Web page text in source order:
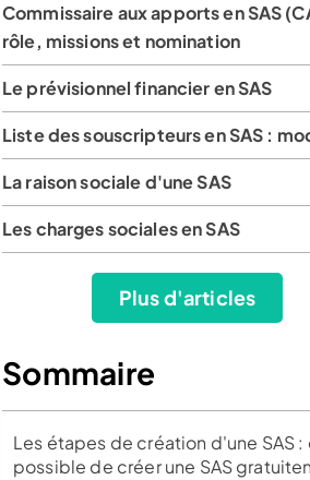
Commissaire aux apports en SAS
rôle, missions et nomination
Le prévisionnel financier en SAS
Liste des souscripteurs en SAS :
La raison sociale d'une SAS
Les charges sociales en SAS
Plus d'articles
Sommaire
Les étapes de création d'une SAS :
possible de créer une SAS